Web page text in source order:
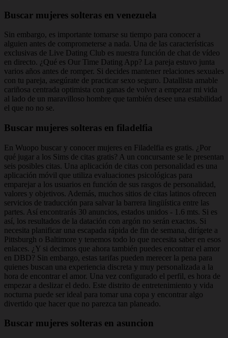
Buscar mujeres solteras en venezuela
Sin embargo, es importante tomarse su tiempo para conocer a
alguien antes de comprometerse a nada. Una de las características
exclusivas de Live Dating Club es nuestra función de chat de vídeo
en directo. ¿Qué es Our Time Dating App? La pareja estuvo junta
varios años antes de romper. Si decides mantener relaciones sexuales
con tu pareja, asegúrate de practicar sexo seguro. Datallista amable
cariñosa centrada optimista con ganas de volver a empezar mi vida
al lado de un maravilloso hombre que también desee una estabilidad
el que no no se.
Buscar mujeres solteras en filadelfia
En Wuopo buscar y conocer mujeres en Filadelfia es gratis. ¿Por
qué jugar a los Sims de citas gratis? A un concursante se le presentan
seis posibles citas. Una aplicación de citas con personalidad es una
aplicación móvil que utiliza evaluaciones psicológicas para
emparejar a los usuarios en función de sus rasgos de personalidad,
valores y objetivos. Además, muchos sitios de citas latinos ofrecen
servicios de traducción para salvar la barrera lingüística entre las
partes. Así encontrarás 30 anuncios, estados unidos - 1.6 mts. Si es
así, los resultados de la datación con argón no serán exactos. Si
necesita planificar una escapada rápida de fin de semana, dirígete a
Pittsburgh o Baltimore y tenemos todo lo que necesita saber en esos
enlaces. ¿Y si decimos que ahora también puedes encontrar el amor
en DBD? Sin embargo, estas tarifas pueden merecer la pena para
quienes buscan una experiencia discreta y muy personalizada a la
hora de encontrar el amor. Una vez configurado el perfil, es hora de
empezar a deslizar el dedo. Este distrito de entretenimiento y vida
nocturna puede ser ideal para tomar una copa y encontrar algo
divertido que hacer que no parezca tan planeado.
Buscar mujeres solteras en asuncion